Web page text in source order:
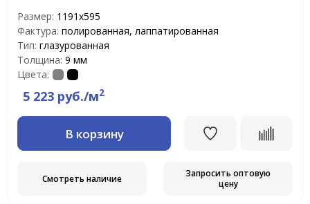
Размер: 1191x595
Фактура: полированная, лаппатированная
Тип: глазурованная
Толщина: 9 мм
Цвета:
5 223 руб./м2
В корзину
Смотреть наличие
Запросить оптовую
цену